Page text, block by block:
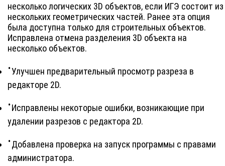
несколько логических 3D объектов, если ИГЭ состоит из
нескольких геометрических частей. Ранее эта опция
была доступна только для строительных объектов.
Исправлена отмена разделения 3D объекта на
несколько объектов.
Улучшен предварительный просмотр разреза в
редакторе 2D.
Исправлены некоторые ошибки, возникающие при
удалении разрезов с редактора 2D.
Добавлена проверка на запуск программы с правами
администратора.